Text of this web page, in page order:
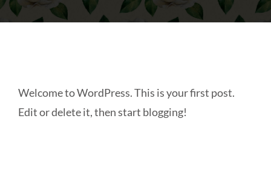
Welcome to WordPress. This is your first post.
Edit or delete it, then start blogging!